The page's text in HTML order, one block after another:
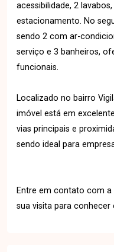
acessibilidade, 2
estacionamento. No
sendo 2 com ar-
serviço e 3 banheiros,
funcionais.
Localizado no bairro
imóvel está em
vias principais e
sendo ideal para
Entre em contato com a
sua visita para conhecer